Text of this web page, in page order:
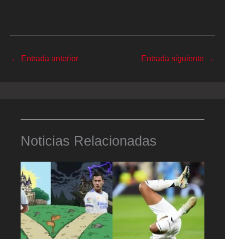
← Entrada anterior Entrada siguiente →
Noticias Relacionadas